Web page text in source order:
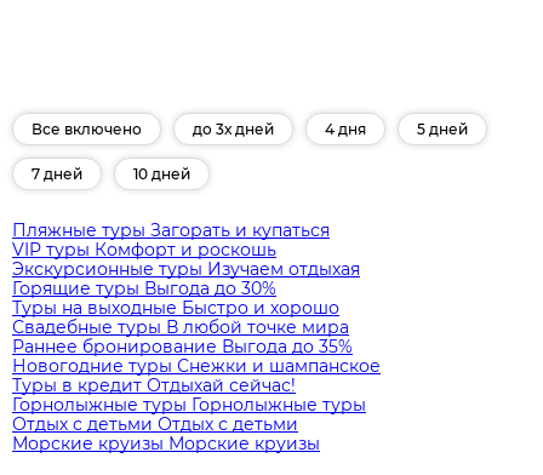
Все включено до 3х дней 4 дня 5 дней
7 дней 10 дней
Пляжные туры Загорать и купаться
VIP туры Комфорт и роскошь
Экскурсионные туры Изучаем отдыхая
Горящие туры Выгода до 30%
Туры на выходные Быстро и хорошо
Свадебные туры В любой точке мира
Раннее бронирование Выгода до 35%
Новогодние туры Снежки и шампанское
Туры в кредит Отдыхай сейчас!
Горнолыжные туры Горнолыжные туры
Отдых с детьми Отдых с детьми
Морские круизы Морские круизы